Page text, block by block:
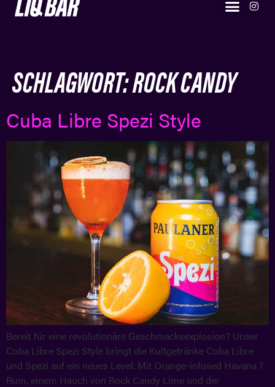
SCHLAGWORT:ROCK CANDY
Cuba Libre Spezi Style
Bereit für eine revolutionäre Geschmacksexplosion? Unser
Cuba Libre Spezi Style bringt die Kultgetränke Cuba Libre
und Spezi auf ein neues Level. Mit Orange-infused Havana 7
Rum, einem Hauch von Rock Candy Lime und der